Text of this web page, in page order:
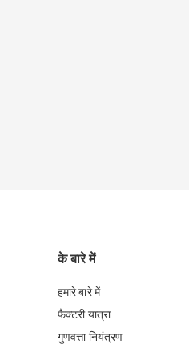
के बारे में
हमारे बारे में
फैक्टरी यात्रा
गुणवत्ता नियंत्रण